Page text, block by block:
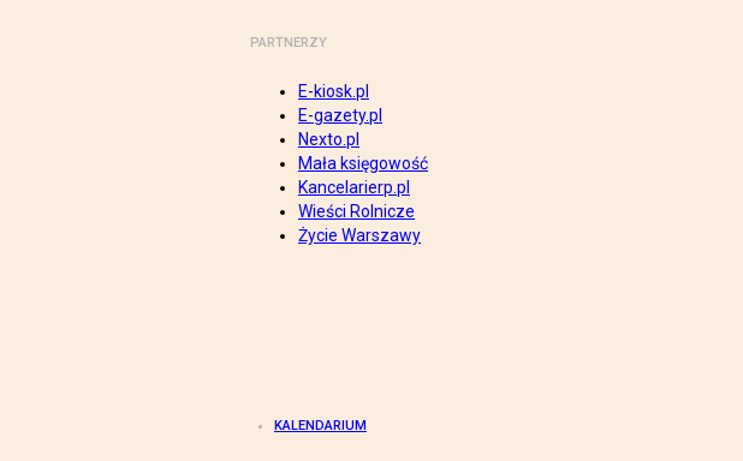
PARTNERZY
E-kiosk.pl
E-gazety.pl
Nexto.pl
Mała księgowość
Kancelarierp.pl
Wieści Rolnicze
Życie Warszawy
KALENDARIUM